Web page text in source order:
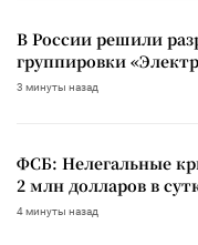
В России решили
группировки
3 минуты назад
ФСБ: Нелегальные
2 млн долларов в
4 минуты назад